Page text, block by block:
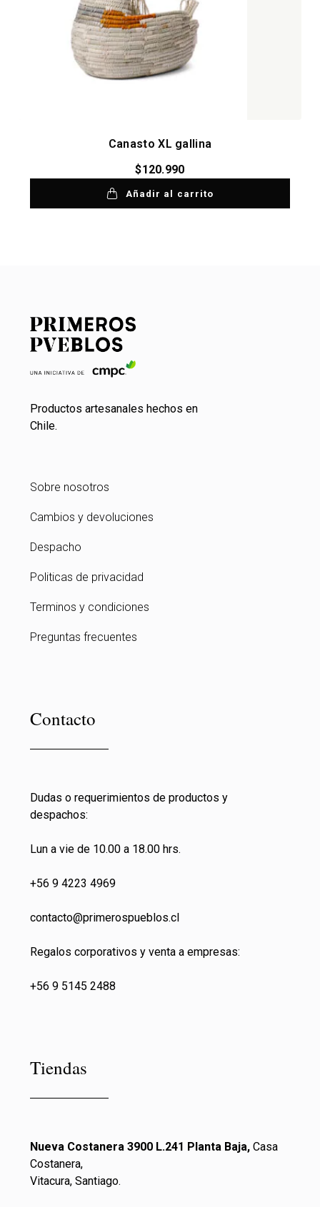
Canasto XL gallina
$120.990
Añadir al carrito
Productos artesanales hechos en
Chile.
Sobre nosotros
Cambios y devoluciones
Despacho
Politicas de privacidad
Terminos y condiciones
Preguntas frecuentes
Contacto
Dudas o requerimientos de productos y
despachos:
Lun a vie de 10.00 a 18.00 hrs.
+56 9 4223 4969
contacto@primerospueblos.cl
Regalos corporativos y venta a empresas:
+56 9 5145 2488
Tiendas
Nueva Costanera 3900 L.241 Planta Baja, Casa
Costanera,
Vitacura, Santiago.